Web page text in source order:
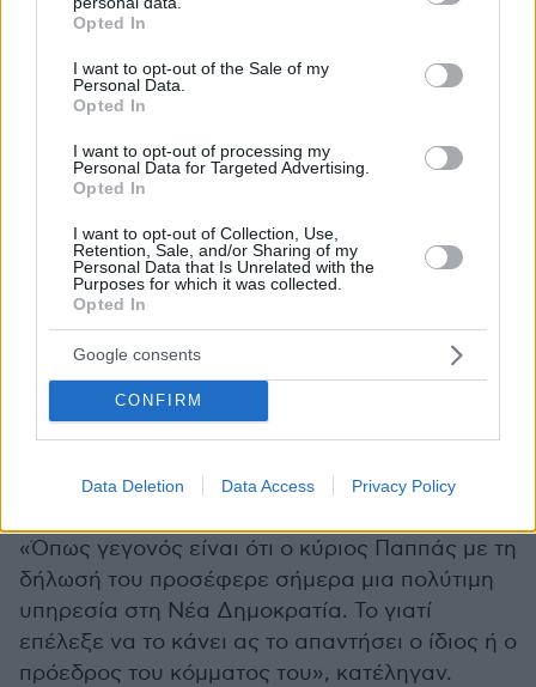
grant or deny consent to Google and its third-party tags to
use your data for below specified purposes in below Google
consent section.
Opted In
I want to opt-out of the Sale of my
Personal Data.
Opted In
I want to opt-out of processing my
Personal Data for Targeted Advertising.
Opted In
I want to opt-out of Collection, Use,
Retention, Sale, and/or Sharing of my
Personal Data that Is Unrelated with the
Purposes for which it was collected.
Opted In
Google consents
CONFIRM
Data Deletion Data Access Privacy Policy
την πρόσκληση στα κόμματα της δημοκρατικής
δυσπιστίας στις 6 Μαρτίου».
«Ξέρουμε επιπλέον, ότι ο ΣΥΡΙΖΑ έσπευσε να
την αρνηθεί με το επιχείρημα -δια στόματος
δυσπιστίας θα συσπειρώσει τη Νέα
Δημοκρατία και έτσι εξυπηρετεί την
κυβέρνηση. Ξέρουμε τέλος, ότι το πρωί της
24ης Μαρτίου ο Αλέξης Χαρίτσης δήλωσε με
σαφήνεια ότι η κυβέρνηση Μητσοτάκη πρέπει
να πέσει. Αργότερα ο κύριος Ανδρουλάκης
επανέφερε την πρόταση της Νέας Αριστεράς
είναι γεγονότα» πρόσθεταν οι ίδιες πηγές.
«Όπως γεγονός είναι ότι ο κύριος Παππάς με τη
δήλωσή του προσέφερε σήμερα μια πολύτιμη
υπηρεσία στη Νέα Δημοκρατία. Το γιατί
επέλεξε να το κάνει ας το απαντήσει ο ίδιος ή ο
πρόεδρος του κόμματος του», κατέληγαν.